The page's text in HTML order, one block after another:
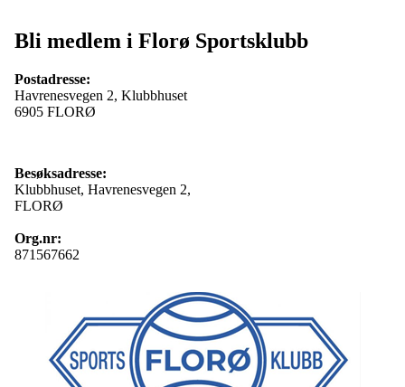
Bli medlem i Florø Sportsklubb
Postadresse:
Havrenesvegen 2, Klubbhuset
6905 FLORØ
Besøksadresse:
Klubbhuset, Havrenesvegen 2,
FLORØ
Org.nr:
871567662